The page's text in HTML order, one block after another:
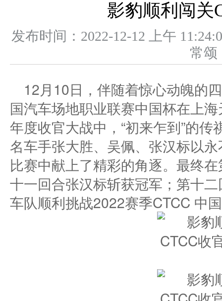
影豹顺利闯关
发布时间：2022-12-12 上午
常
12月10日，伴随着惊心动魄的
国汽车场地职业联赛中国杯在上
年度收官大战中，“初来乍到”的
名车手张大胜、吴佩、张汉标以
比赛中献上了精彩的角逐。最终
十一回合张汉标斩获冠军；第十
车队顺利挑战2022赛季CTCC 中